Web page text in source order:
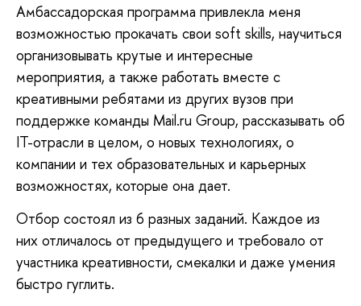
Амбассадорская программа привлекла меня
возможностью прокачать свои soft skills, научиться
организовывать крутые и интересные
мероприятия, а также работать вместе с
креативными ребятами из других вузов при
поддержке команды Mail.ru Group, рассказывать об
IT-отрасли в целом, о новых технологиях, о
компании и тех образовательных и карьерных
возможностях, которые она дает.
Отбор состоял из 6 разных заданий. Каждое из
них отличалось от предыдущего и требовало от
участника креативности, смекалки и даже умения
быстро гуглить.